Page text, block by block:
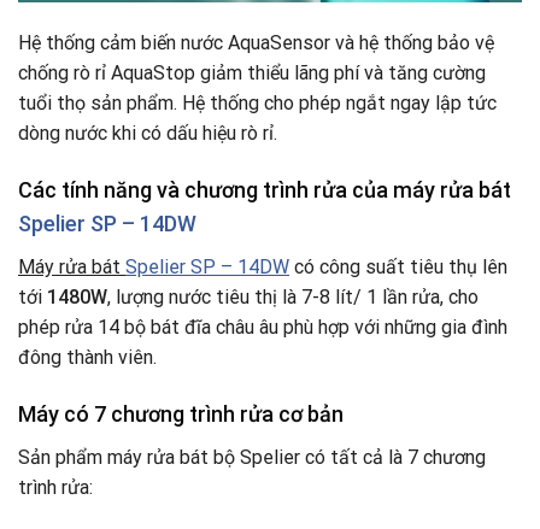
Hệ thống cảm biến nước AquaSensor và hệ thống bảo vệ
chống rò rỉ AquaStop giảm thiểu lãng phí và tăng cường
tuổi thọ sản phẩm. Hệ thống cho phép ngắt ngay lập tức
dòng nước khi có dấu hiệu rò rỉ.
Các tính năng và chương trình rửa của máy rửa bát
Spelier SP – 14DW
Máy rửa bát Spelier SP – 14DW có công suất tiêu thụ lên
tới 1480W, lượng nước tiêu thị là 7-8 lít/ 1 lần rửa, cho
phép rửa 14 bộ bát đĩa châu âu phù hợp với những gia đình
đông thành viên.
Máy có 7 chương trình rửa cơ bản
Sản phẩm máy rửa bát bộ Spelier có tất cả là 7 chương
trình rửa: